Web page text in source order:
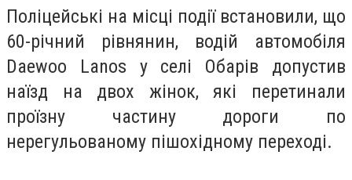
Поліцейські на місці події встановили, що
60-річний рівнянин, водій автомобіля
Daewoo Lanos у селі Обарів допустив
наїзд на двох жінок, які перетинали
проїзну частину дороги по
нерегульованому пішохідному переході.